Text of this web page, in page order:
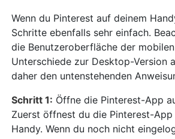
Wenn du Pinterest auf deinem
Schritte ebenfalls sehr einfach.
die Benutzeroberfläche der
Unterschiede zur Desktop-Version
daher den untenstehenden
Schritt 1: Öffne die Pinterest-App
Zuerst öffnest du die Pinterest-App
Handy. Wenn du noch nicht